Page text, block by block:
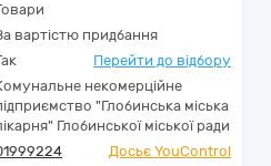
вартістю придбання
Перейти до відбору
некомерційне
"Глобинська міська
Глобинської міської ради
Досьє YouControl